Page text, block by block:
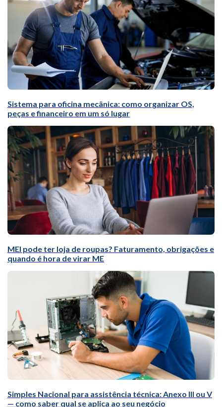
Sistema para oficina mecânica: como organizar OS,
peças e financeiro em um só lugar
MEI pode ter loja de roupas? Faturamento, obrigações e
quando é hora de virar ME
Simples Nacional para assistência técnica: Anexo III ou V
— como saber qual se aplica ao seu negócio